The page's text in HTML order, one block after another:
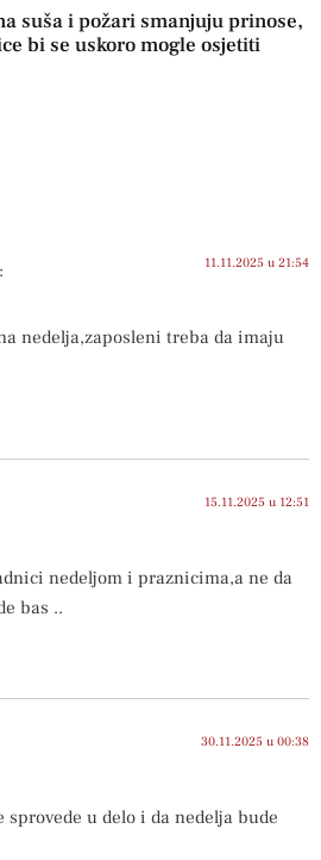
suša i požari smanjuju prinose,
bi se uskoro mogle osjetiti
11.11.2025 u 21:54
nedelja,zaposleni treba da imaju
15.11.2025 u 12:51
nedeljom i praznicima,a ne da
bas ..
30.11.2025 u 00:38
sprovede u delo i da nedelja bude